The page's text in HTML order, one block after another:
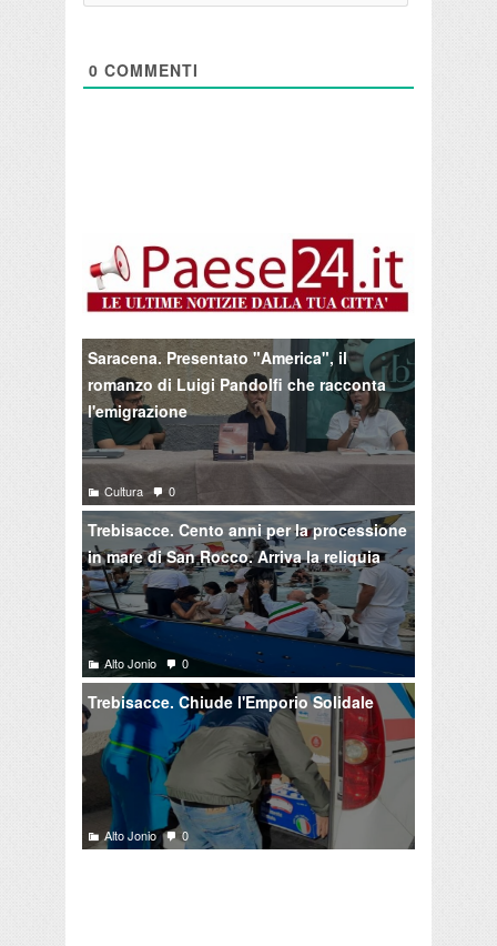
0 COMMENTI
Saracena. Presentato "America", il
romanzo di Luigi Pandolfi che racconta
l'emigrazione
Cultura 0
Trebisacce. Cento anni per la processione
in mare di San Rocco. Arriva la reliquia
Alto Jonio 0
Trebisacce. Chiude l'Emporio Solidale
Alto Jonio 0